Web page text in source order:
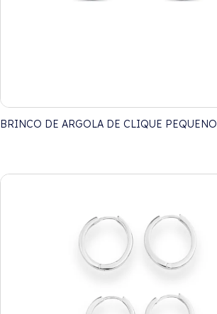
BRINCO DE ARGOLA DE CLIQUE PEQUENO